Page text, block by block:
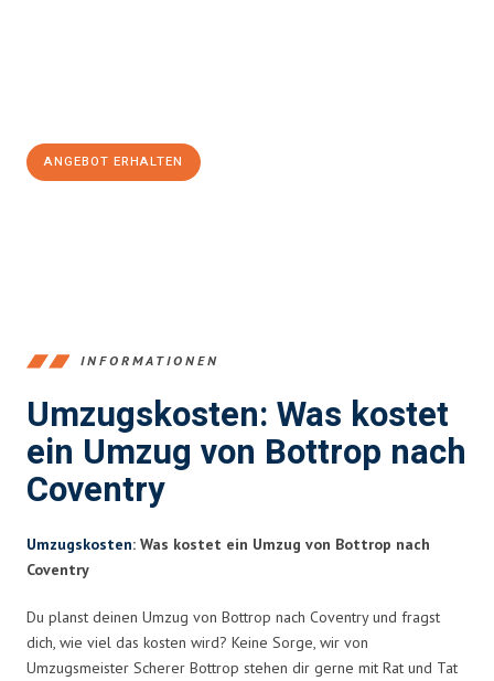
ANGEBOT ERHALTEN
INFORMATIONEN
Umzugskosten: Was kostet
ein Umzug von Bottrop nach
Coventry
Umzugskosten: Was kostet ein Umzug von Bottrop nach
Coventry
Du planst deinen Umzug von Bottrop nach Coventry und fragst
dich, wie viel das kosten wird? Keine Sorge, wir von
Umzugsmeister Scherer Bottrop stehen dir gerne mit Rat und Tat